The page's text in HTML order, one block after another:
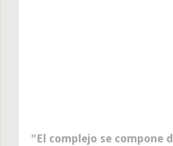
El complejo se compone